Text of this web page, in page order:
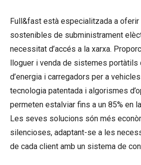
Full&fast està especialitzada a
sostenibles de subministrament
necessitat d’accés a la xarxa.
lloguer i venda de sistemes portàtils
d’energia i carregadors per a
tecnologia patentada i algorismes
permeten estalviar fins a un 85% en
Les seves solucions són més
silencioses, adaptant-se a les
de cada client amb un sistema de